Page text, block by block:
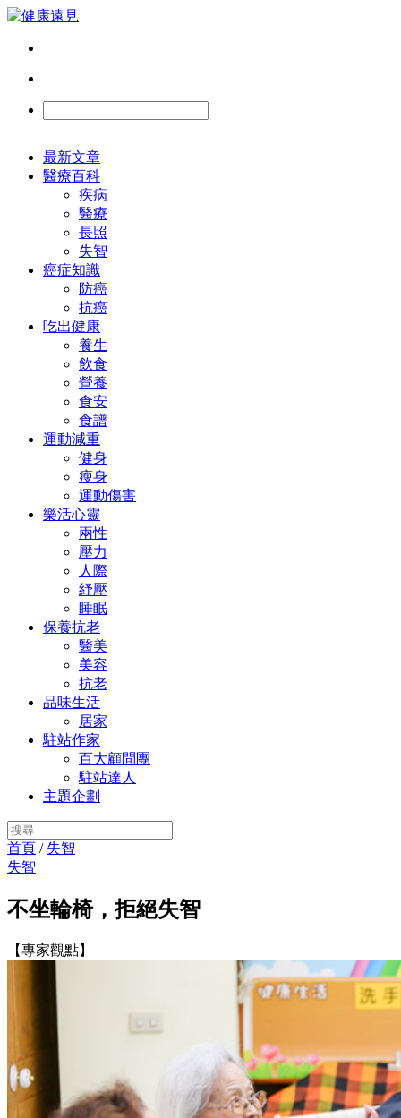
最新文章
醫療百科
疾病
醫療
長照
失智
癌症知識
防癌
抗癌
吃出健康
養生
飲食
營養
食安
食譜
運動減重
健身
瘦身
運動傷害
樂活心靈
兩性
壓力
人際
紓壓
睡眠
保養抗老
醫美
美容
抗老
品味生活
居家
駐站作家
百大顧問團
駐站達人
主題企劃
首頁 / 失智
失智
不坐輪椅，拒絕失智
【專家觀點】